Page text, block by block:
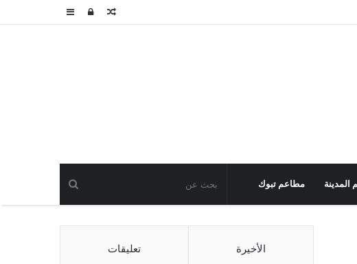
عمودتسجيلمقال
مطاعم تبوك
الأخيرة تعليقات